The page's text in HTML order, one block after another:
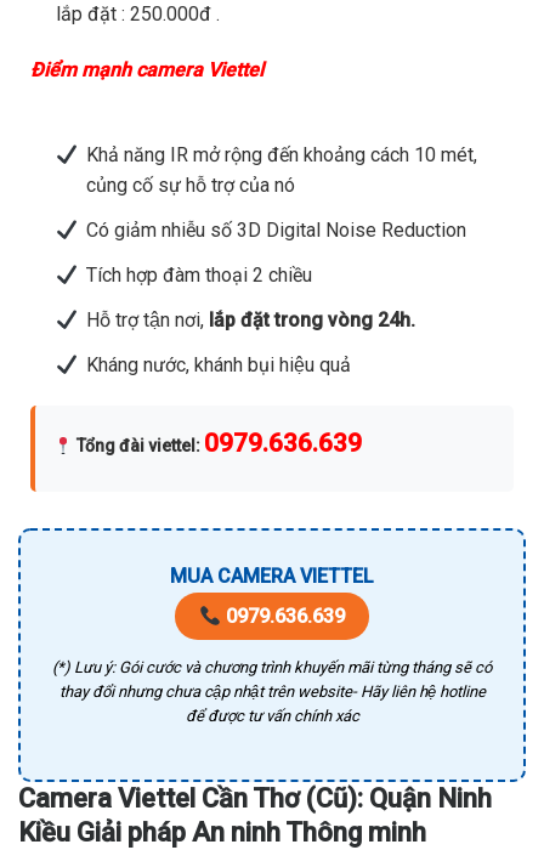
lắp đặt : 250.000đ .
Điểm mạnh camera Viettel
Khả năng IR mở rộng đến khoảng cách 10 mét,
củng cố sự hỗ trợ của nó
Có giảm nhiễu số 3D Digital Noise Reduction
Tích hợp đàm thoại 2 chiều
Hỗ trợ tận nơi,lắp đặt trong vòng 24h.
Kháng nước, khánh bụi hiệu quả
Tổng đài viettel : 0979.636.639
MUA CAMERA VIETTEL
0979.636.639
(*) Lưu ý: Gói cước và chương trình khuyến mãi từng tháng sẽ có
thay đổi nhưng chưa cập nhật trên website- Hãy liên hệ hotline
để được tư vấn chính xác
Camera Viettel Cần Thơ (Cũ): Quận Ninh
Kiều Giải pháp An ninh Thông minh